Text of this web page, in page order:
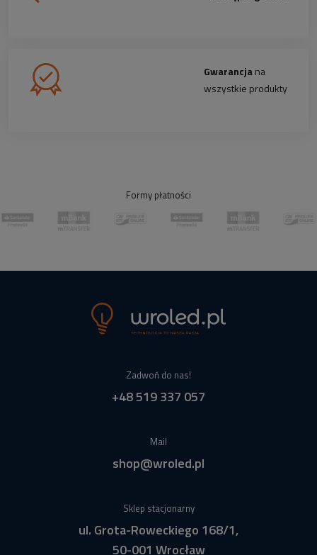
Gwarancjana
wszystkie produkty
Formy płatności
Zadwoń do nas!
+48 519 337 057
Mail
shop@wroled.pl
Sklep stacjonarny
ul. Grota-Roweckiego 168/1,
50-001 Wrocław